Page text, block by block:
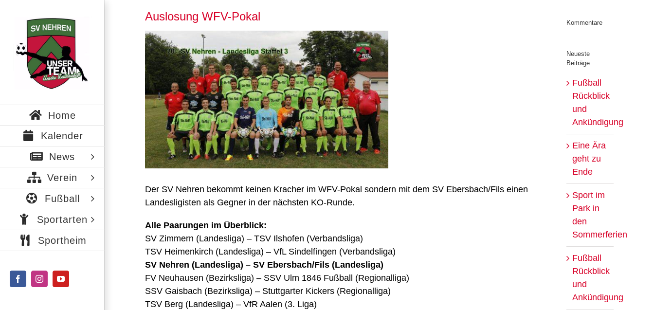
springen
Home
Kalender
News
Verein
Fußball
Sportarten
Sportheim
FacebookInstagramYouTube
Auslosung WFV-Pokal
Zeige
grösseres
Bild
Der SV Nehren bekommt keinen Kracher im WFV-Pokal sondern mit dem SV Ebersbach/Fils einen
Landesligisten als Gegner in der nächsten KO-Runde.
Alle Paarungen im Überblick:
SV Zimmern (Landesliga) – TSV Ilshofen (Verbandsliga)
TSV Heimenkirch (Landesliga) – VfL Sindelfingen (Verbandsliga)
SV Nehren (Landesliga) – SV Ebersbach/Fils (Landesliga)
FV Neuhausen (Bezirksliga) – SSV Ulm 1846 Fußball (Regionalliga)
SSV Gaisbach (Bezirksliga) – Stuttgarter Kickers (Regionalliga)
TSV Berg (Landesliga) – VfR Aalen (3. Liga)
Kommentare
Neueste
Beiträge
Fußball
Rückblick
und
Ankündigung
Eine Ära
geht zu
Ende
Sport im
Park in
den
Sommerferien
Fußball
Rückblick
und
Ankündigung